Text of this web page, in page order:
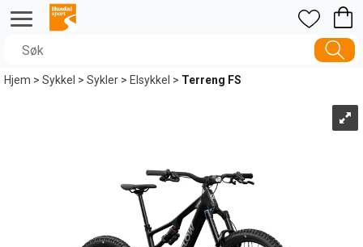
Hjem>Sykkel >Sykler>Elsykkel >Terreng FS